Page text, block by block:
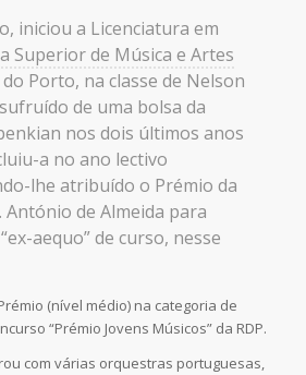
iniciou a Licenciatura em
Superior de Música e Artes
do Porto, na classe de Nelson
de uma bolsa da
nos dois últimos anos
a no ano lectivo
lhe atribuído o Prémio da
António de Almeida para
aequo” de curso, nesse
(nível médio) na categoria de
“Prémio Jovens Músicos” da RDP.
com várias orquestras portuguesas,